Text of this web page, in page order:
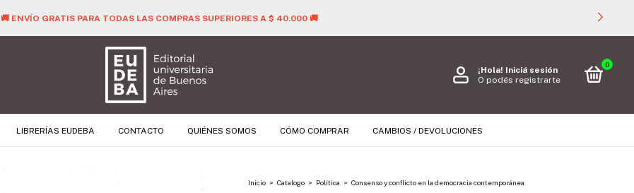
🚚 ENVÍO GRATIS PARA TODAS LAS COMPRAS SUPERIORES A $ 40.000 🚚
¡Hola! Iniciá sesión
O podés registrarte
0
LIBRERÍAS EUDEBA CONTACTO QUIÉNES SOMOS CÓMO COMPRAR CAMBIOS / DEVOLUCIONES
Inicio > Catalogo > Política > Consenso y conflicto en la democracia contemporánea